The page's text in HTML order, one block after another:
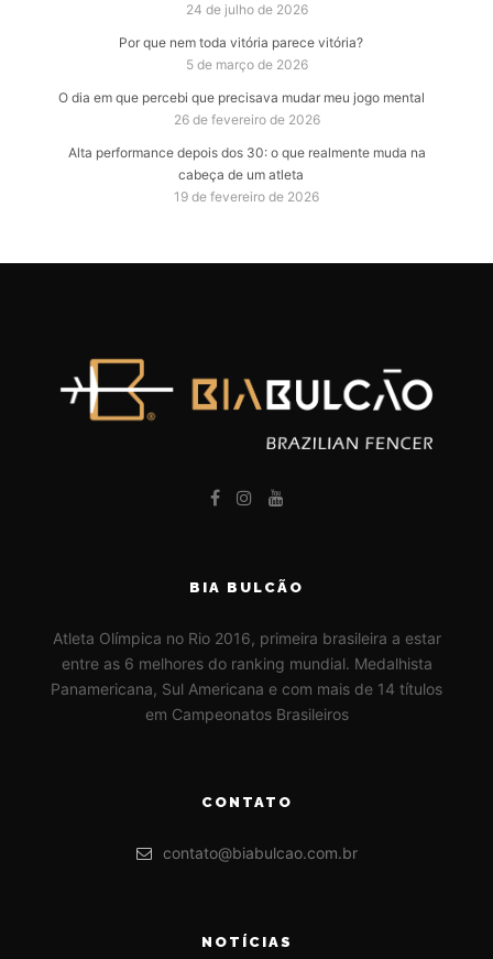
24 de julho de 2026
Por que nem toda vitória parece vitória?
5 de março de 2026
O dia em que percebi que precisava mudar meu jogo mental
26 de fevereiro de 2026
Alta performance depois dos 30: o que realmente muda na
cabeça de um atleta
19 de fevereiro de 2026
BIA BULCÃO
Atleta Olímpica no Rio 2016, primeira brasileira a estar
entre as 6 melhores do ranking mundial. Medalhista
Panamericana, Sul Americana e com mais de 14 títulos
em Campeonatos Brasileiros
CONTATO
contato@biabulcao.com.br
NOTÍCIAS